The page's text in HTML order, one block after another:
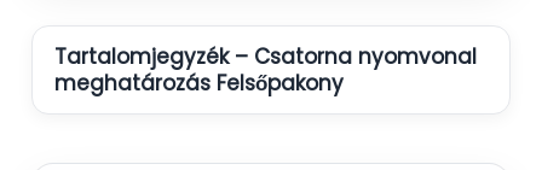
Tartalomjegyzék – Csatorna nyomvonal
meghatározás Felsőpakony